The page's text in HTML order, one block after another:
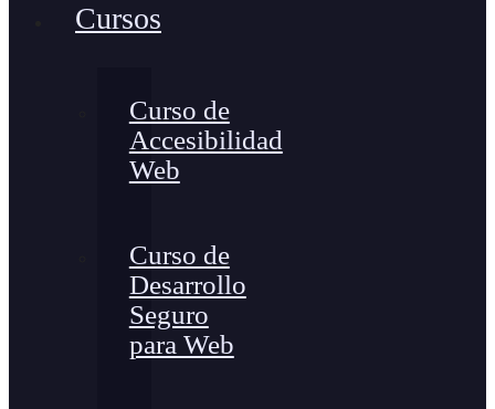
Cursos
Curso de
Accesibilidad
Web
Curso de
Desarrollo
Seguro
para Web